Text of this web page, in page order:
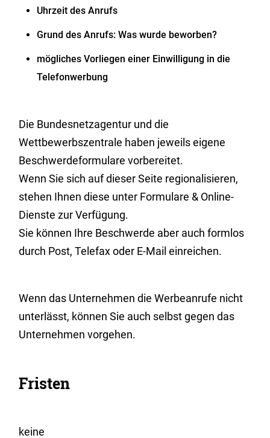
Uhrzeit des Anrufs
Grund des Anrufs: Was wurde beworben?
mögliches Vorliegen einer Einwilligung in die
Telefonwerbung
Die Bundesnetzagentur und die
Wettbewerbszentrale haben jeweils eigene
Beschwerdeformulare vorbereitet.
Wenn Sie sich auf dieser Seite regionalisieren,
stehen Ihnen diese unter Formulare & Online-
Dienste zur Verfügung.
Sie können Ihre Beschwerde aber auch formlos
durch Post, Telefax oder E-Mail einreichen.
Wenn das Unternehmen die Werbeanrufe nicht
unterlässt, können Sie auch selbst gegen das
Unternehmen vorgehen.
Fristen
keine